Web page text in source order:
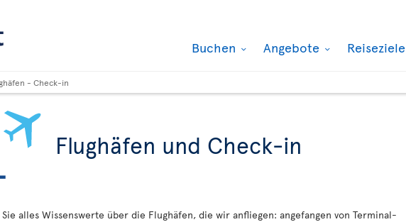
Buchen Angebote Reiseziele
- Check-in
Flughäfen und Check-in
alles Wissenswerte über die Flughäfen, die wir anfliegen: angefangen von Terminal-